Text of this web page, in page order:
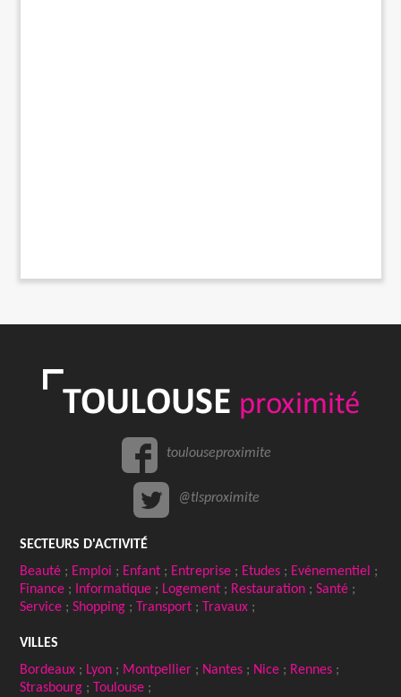
toulouseproximite
@tlsproximite
SECTEURS D'ACTIVITÉ
Beauté ; Emploi ; Enfant ; Entreprise ; Etudes ; Evénementiel ;
Finance ; Informatique ; Logement ; Restauration ; Santé ;
Service ; Shopping ; Transport ; Travaux ;
VILLES
Bordeaux ; Lyon ; Montpellier ; Nantes ; Nice ; Rennes ;
Strasbourg ; Toulouse ;